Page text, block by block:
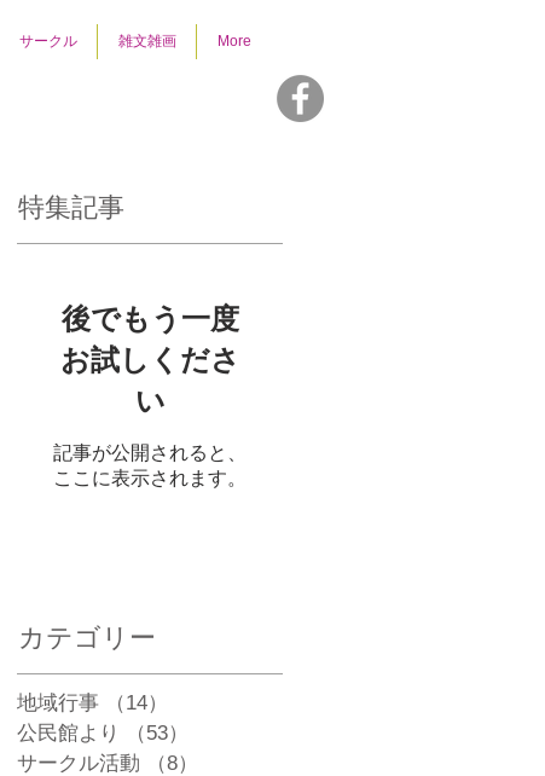
サークル 雑文雑画 More
特集記事
後でもう一度
お試しくださ
い
記事が公開されると、
ここに表示されます。
カテゴリー
地域行事 （14）
公民館より
（53）
サークル活動
（8）